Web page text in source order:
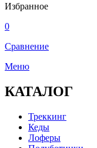
Избранное
0
Сравнение
Меню
КАТАЛОГ
Треккинг
Кеды
Лоферы